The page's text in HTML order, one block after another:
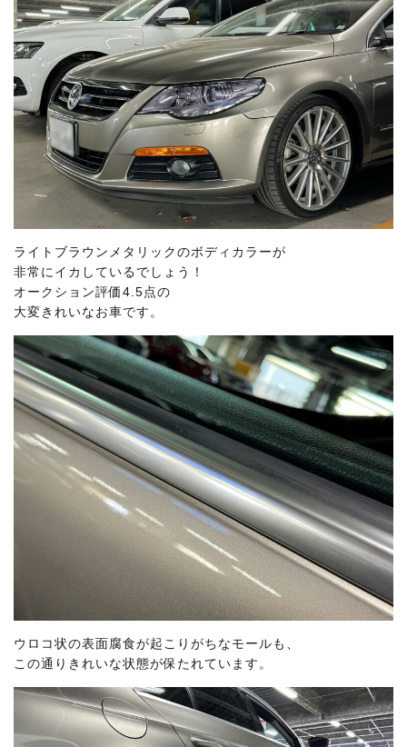
ライトブラウンメタリックのボディカラーが
非常にイカしているでしょう！
オークション評価4.5点の
大変きれいなお車です。
ウロコ状の表面腐食が起こりがちなモールも、
この通りきれいな状態が保たれています。